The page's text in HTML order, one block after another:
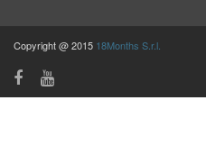
Copyright @ 2015 18Months S.r.l.